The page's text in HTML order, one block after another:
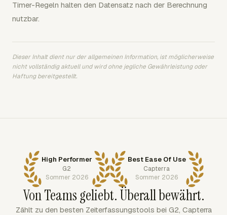
Timer-Regeln halten den Datensatz nach der Berechnung
nutzbar.
Dieser Inhalt dient nur der allgemeinen Information, ist möglicherweise
nicht vollständig aktuell und wird ohne jegliche Gewährleistung oder
Haftung bereitgestellt.
High Performer
G2
Sommer 2026
Best Ease Of Use
Capterra
Sommer 2026
Von Teams geliebt. Überall bewährt.
Zählt zu den besten Zeiterfassungstools bei G2, Capterra